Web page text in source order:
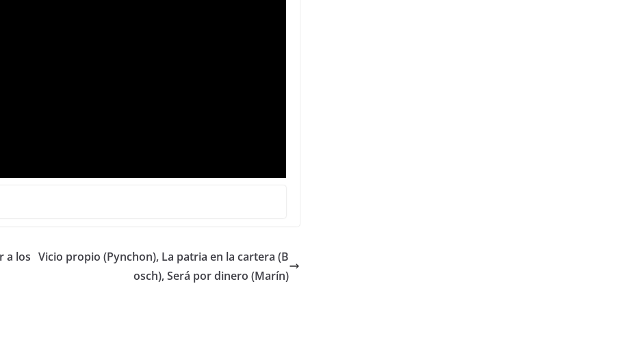
a los Vicio propio (Pynchon), La patria en la cartera (B
osch), Será por dinero (Marín)